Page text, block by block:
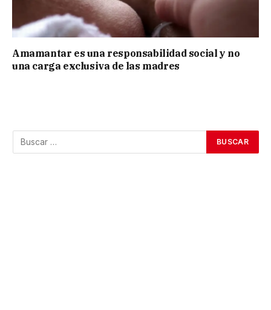
Amamantar es una responsabilidad social y no
una carga exclusiva de las madres